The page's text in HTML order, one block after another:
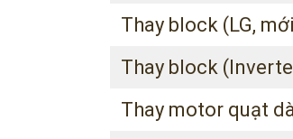
Thay block (LG,
Thay block
Thay motor quạt